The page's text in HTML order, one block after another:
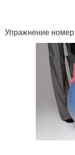
Упражнение номер